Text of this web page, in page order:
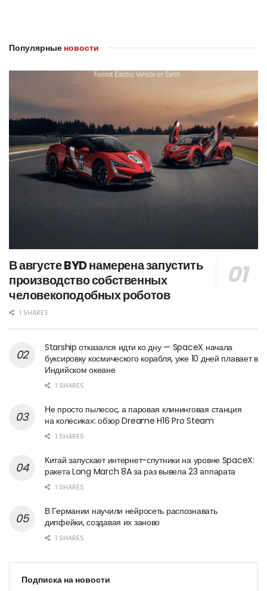
Популярные новости
В августе BYD намерена запустить
производство собственных
человекоподобных роботов
1 SHARES
Starship отказался идти ко дну — SpaceX начала
буксировку космического корабля, уже 10 дней плавает в
Индийском океане
1 SHARES
Не просто пылесос, а паровая клининговая станция
на колесиках: обзор Dreame H16 Pro Steam
1 SHARES
Китай запускает интернет-спутники на уровне SpaceX:
ракета Long March 8A за раз вывела 23 аппарата
1 SHARES
В Германии научили нейросеть распознавать
дипфейки, создавая их заново
1 SHARES
Подписка на новости